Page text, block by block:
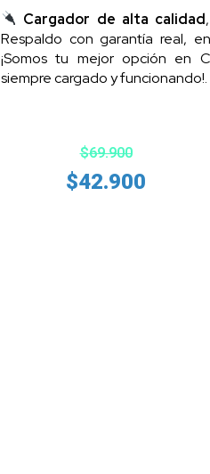
Cargador de alta calidad
Respaldo con garantía real,
¡Somos tu mejor opción en
siempre cargado y funcionando!.
$69.900
$42.900